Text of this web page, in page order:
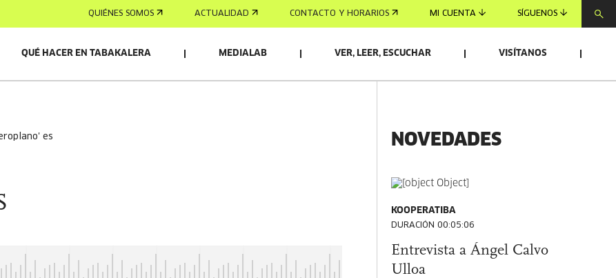
QUIÉNES SOMOS ACTUALIDAD CONTACTO Y HORARIOS MI CUENTA SÍGUENOS
QUÉ HACER EN TABAKALERA MEDIALAB VER, LEER, ESCUCHAR VISÍTANOS
es NOVEDADES
KOOPERATIBA
DURACIÓN 00:05:06
Entrevista a Ángel Calvo
Ulloa